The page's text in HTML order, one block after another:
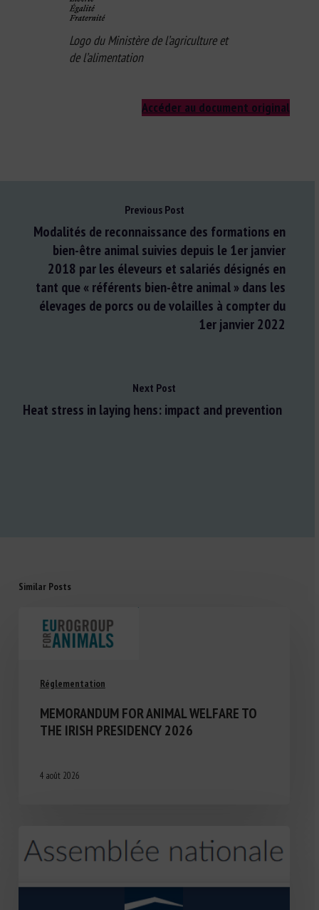
Logo du Ministère de l’agriculture et
de l’alimentation
Accéder au document original
Previous Post
Modalités de reconnaissance des formations en
bien-être animal suivies depuis le 1er janvier
2018 par les éleveurs et salariés désignés en
tant que « référents bien-être animal » dans les
élevages de porcs ou de volailles à compter du
1er janvier 2022
Next Post
Heat stress in laying hens: impact and prevention
Similar Posts
Réglementation
MEMORANDUM FOR ANIMAL WELFARE TO
THE IRISH PRESIDENCY 2026
4 août 2026